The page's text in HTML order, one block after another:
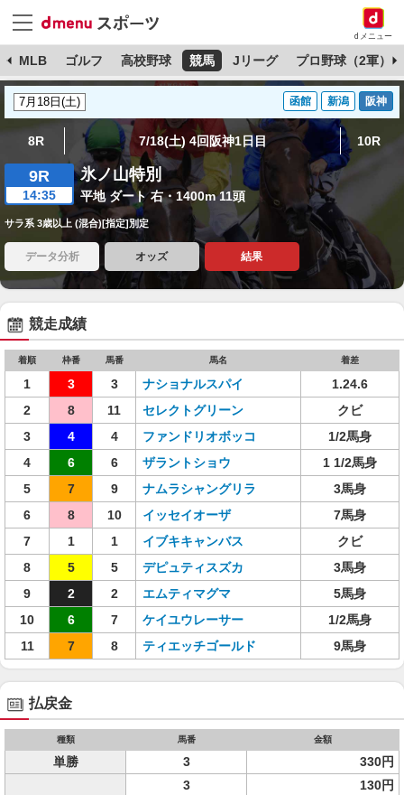
dメニュー
MLB ゴルフ 高校野球 競馬 Jリーグ プロ野球（2軍）
函館 新潟 阪神
8R 7/18(土) 4回阪神1日目 10R
9R
14:35
氷ノ山特別
平地 ダート 右・1400m 11頭
サラ系 3歳以上 (混合)[指定]別定
データ分析 オッズ 結果
競走成績
着順 枠番 馬番 馬名 着差
1 3 3 ナショナルスパイ
1.24.6
2
8 11 セレクトグリーン
クビ
3
4 4 ファンドリオボッコ
1/2馬身
4
6 6 ザラントショウ
1 1/2馬身
5
7 9 ナムラシャングリラ
3馬身
6
8 10 イッセイオーザ
7馬身
7
1 1 イブキキャンバス
クビ
8
5 5 デピュティスズカ
3馬身
9
2 2 エムティマグマ
5馬身
10
6 7 ケイユウレーサー
1/2馬身
11
7 8 ティエッチゴールド 9馬身
払戻金
種類 馬番 金額
単勝 3 330円
3
130円